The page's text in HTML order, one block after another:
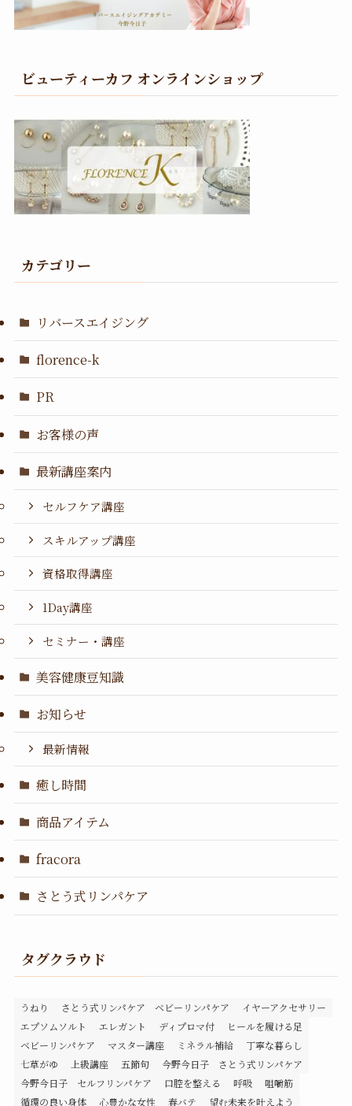
ビューティーカフ オンラインショップ
カテゴリー
リバースエイジング
florence-k
PR
お客様の声
最新講座案内
セルフケア講座
スキルアップ講座
資格取得講座
1Day講座
セミナー・講座
美容健康豆知識
お知らせ
最新情報
癒し時間
商品アイテム
fracora
さとう式リンパケア
タグクラウド
うねり さとう式リンパケア ベビーリンパケア
イヤーアクセサリー
エプソムソルト
エレガント ディプロマ付
ヒールを履ける足
ベビーリンパケア
マスター講座 ミネラル補給
丁寧な暮らし
七草がゆ
上級講座 五節句
今野今日子 さとう式リンパケア
今野今日子 セルフリンパケア
口腔を整える 呼吸
咀嚼筋
循環の良い身体
心豊かな女性 春バテ 望む未来を叶えよう